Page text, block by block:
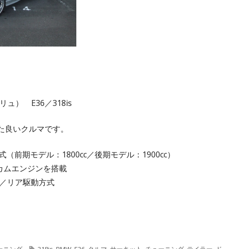
ュ） E36／318is
いクルマです。
（前期モデル：1800cc／後期モデル：1900cc）
ムエンジンを搭載
リア駆動方式